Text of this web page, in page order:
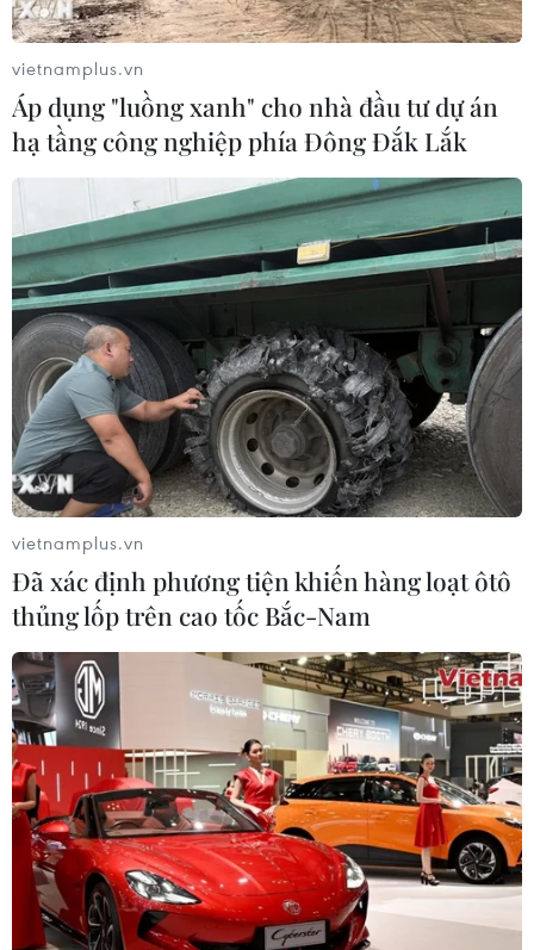
Mỹ có đang chuẩn bị một
chiến lược mới nhằm vào Iran?
07/08/2026 10:08
Mỹ can thiệp khẩn cấp, ngăn
Israel mở rộng đòn trừng phạt
Hezbollah
vietnamplus.vn
Áp dụng "luồng xanh" cho nhà đầu tư dự án
hạ tầng công nghiệp phía Đông Đắk Lắk
vietnamplus.vn
Đã xác định phương tiện khiến hàng loạt ôtô
thủng lốp trên cao tốc Bắc-Nam